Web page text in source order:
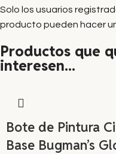
Solo los usuarios
producto pueden hacer
Productos que
interesen...
Bote de Pintura
Base Bugman’s